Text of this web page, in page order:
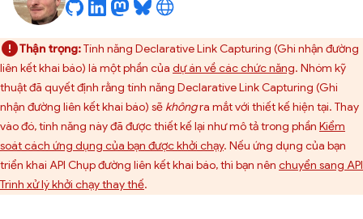
Thận trọng:Tính năng Declarative Link Capturing (Ghi nhận đường
liên kết khai báo) là một phần của dự án về các chức năng. Nhóm kỹ
thuật đã quyết định rằng tính năng Declarative Link Capturing (Ghi
nhận đường liên kết khai báo) sẽ khôngra mắt với thiết kế hiện tại. Thay
vào đó, tính năng này đã được thiết kế lại như mô tả trong phần Kiểm
soát cách ứng dụng của bạn được khởi chạy. Nếu ứng dụng của bạn
triển khai API Chụp đường liên kết khai báo, thì bạn nên chuyển sang API
Trình xử lý khởi chạy thay thế.